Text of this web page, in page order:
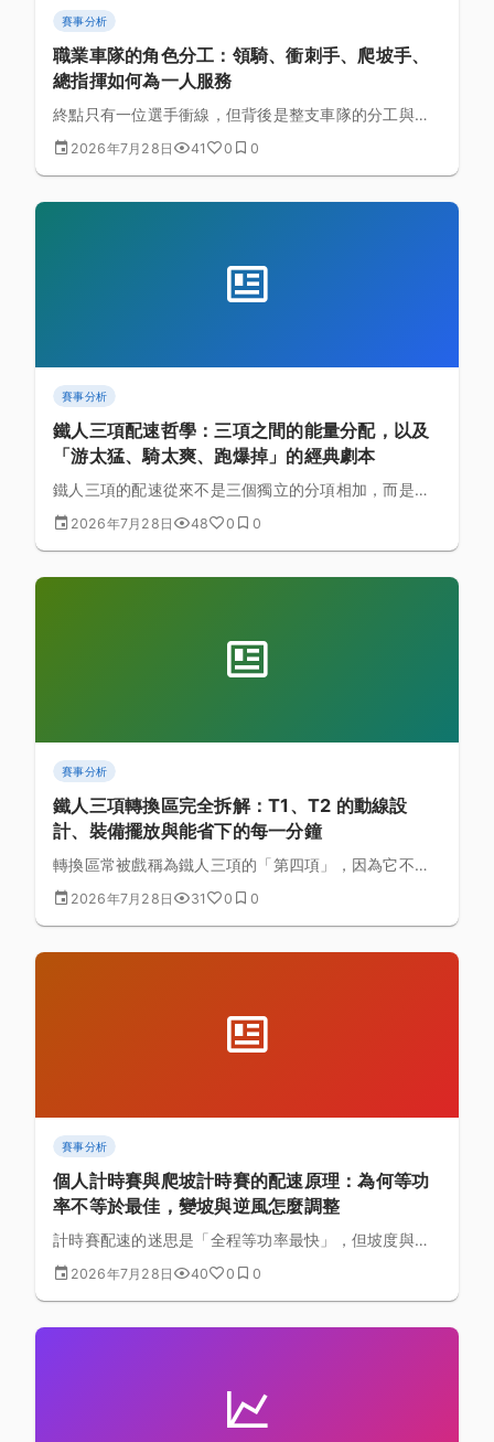
賽事分析
職業車隊的角色分工：領騎、衝刺手、爬坡手、
總指揮如何為一人服務
終點只有一位選手衝線，但背後是整支車隊的分工與犧
牲。這篇拆解領騎、衝刺手、爬坡手、總指揮的角色功
能，理解一支職業車隊如何把八個人的力氣轉化成一人
2026年7月28日 41 0 0
賽事分析
鐵人三項配速哲學：三項之間的能量分配，以及
「游太猛、騎太爽、跑爆掉」的經典劇本
鐵人三項的配速從來不是三個獨立的分項相加，而是一
整場能量預算的分配問題。為什麼很多新手游泳成績亮
眼、單車也很有勁，一到跑步就整個崩盤？本文拆解三
對應策略。
2026年7月28日 48 0 0
賽事分析
鐵人三項轉換區完全拆解：T1、T2 的動線設
計、裝備擺放與能省下的每一分鐘
轉換區常被戲稱為鐵人三項的「第四項」，因為它不比
體能卻絕對比得出效率。從T1的脫防寒衣到T2的換鞋上
路，本文逐步拆解轉換區的完整流程、裝備擺放邏輯與
低。
2026年7月28日 31 0 0
賽事分析
個人計時賽與爬坡計時賽的配速原理：為何等功
率不等於最佳，變坡與逆風怎麼調整
計時賽配速的迷思是「全程等功率最快」，但坡度與風
阻改變了速度對功率的敏感度：解析爬坡多出力、下坡
少出力的變功率配速原理，逆風順風的調整邏輯，以及
2026年7月28日 40 0 0